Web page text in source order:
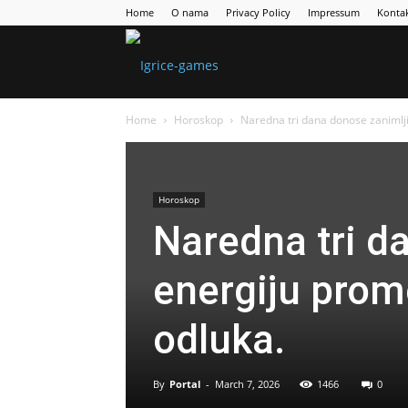
Home O nama Privacy Policy Impressum
Home Horoskop Naredna tri dana donose
Horoskop
Naredna tri
energiju
odluka.
By Portal - March 7, 2026 1466 0